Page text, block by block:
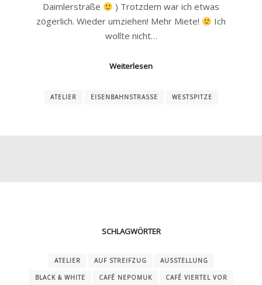
Daimlerstraße
) Trotzdem war ich etwas
zögerlich. Wieder umziehen! Mehr Miete!
Ich
wollte nicht…
Weiterlesen
ATELIER EISENBAHNSTRASSE WESTSPITZE
SCHLAGWÖRTER
ATELIER AUF STREIFZUG AUSSTELLUNG
BLACK & WHITE CAFÉ NEPOMUK CAFÉ VIERTEL VOR